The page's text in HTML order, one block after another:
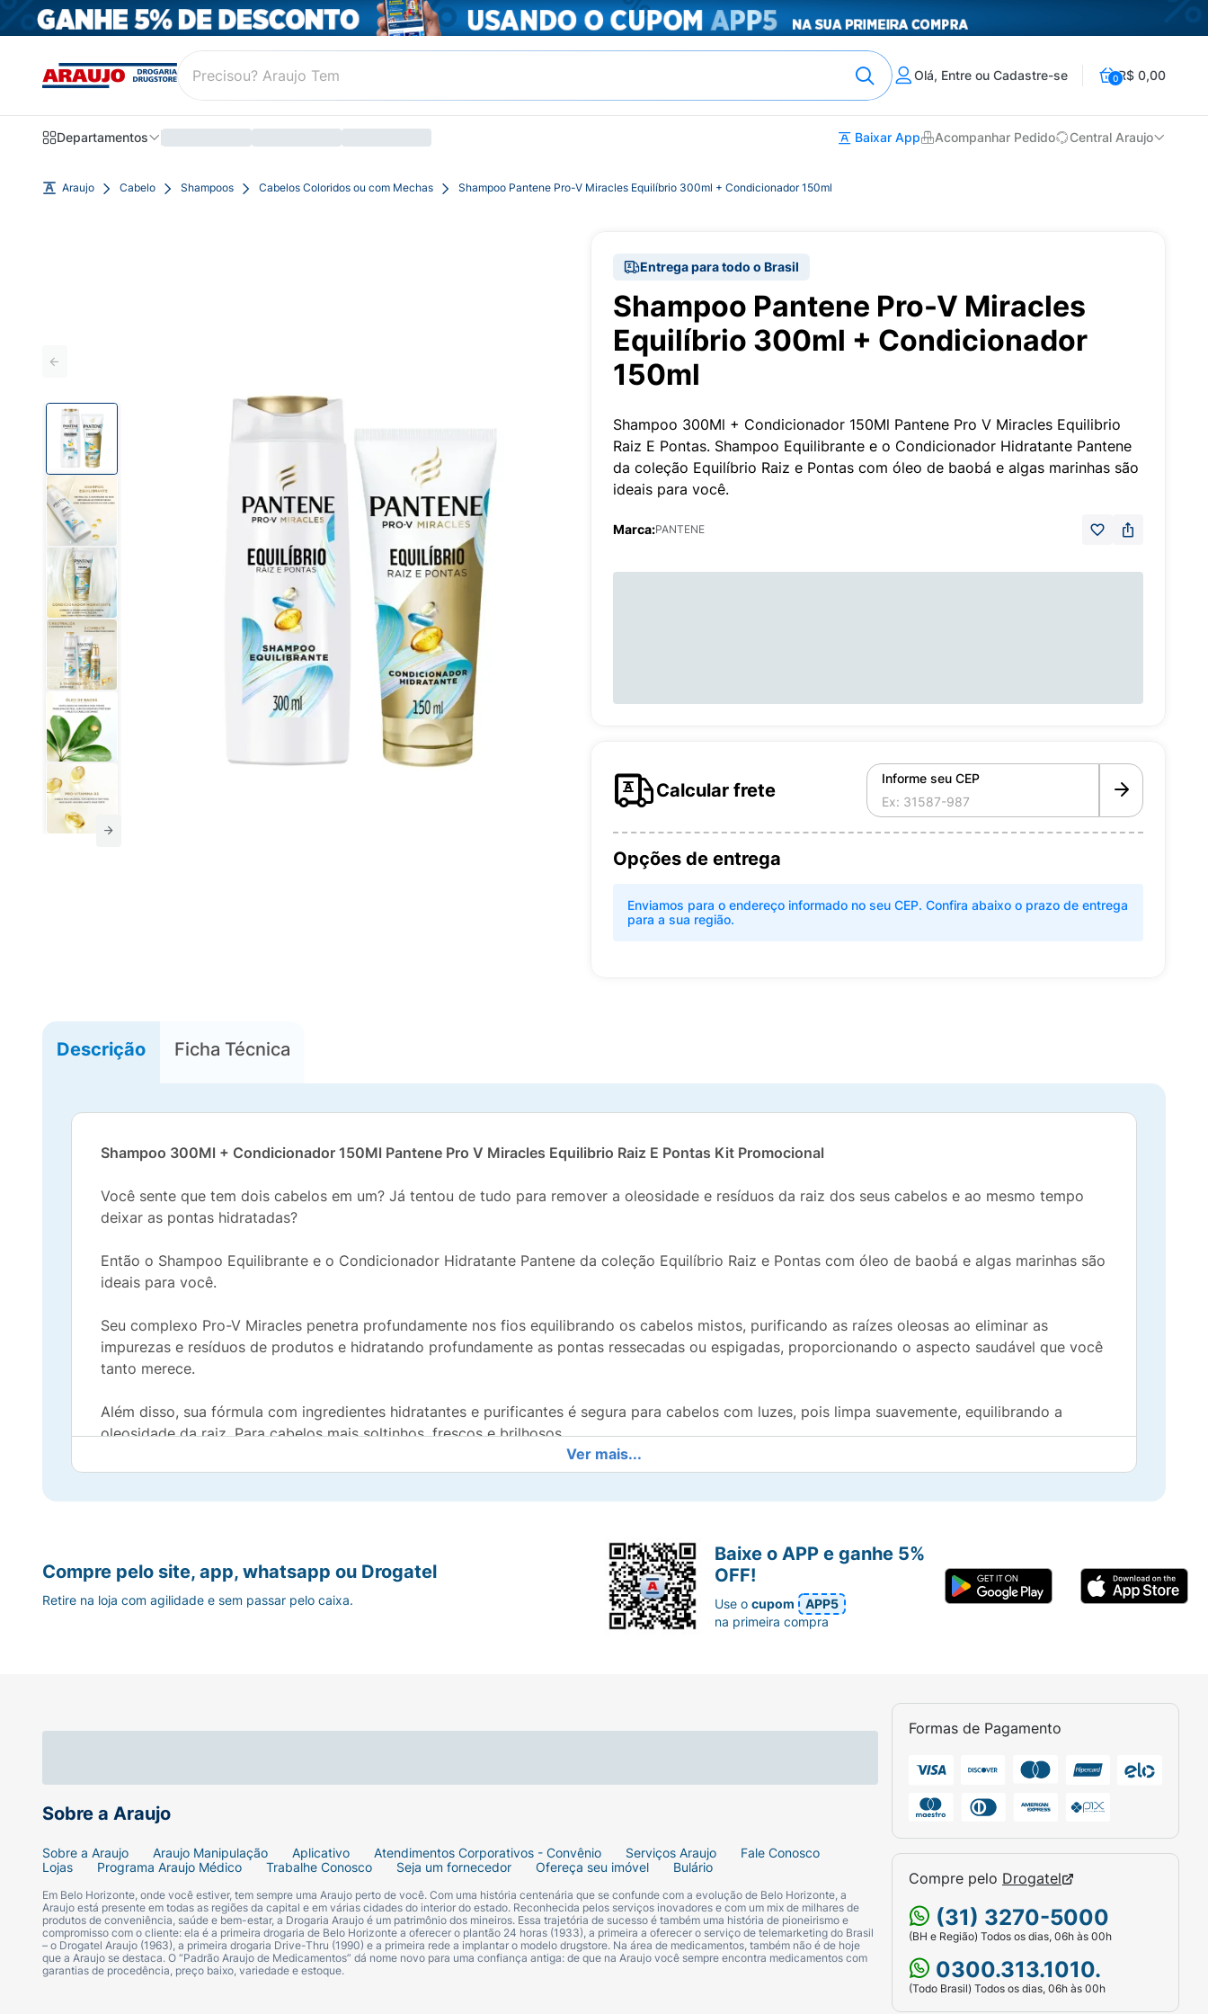
Olá, Entre ou Cadastre-se 0R$ 0,00
Departamentos Baixar App Acompanhar Pedido Central Araujo
Araujo Cabelo Shampoos Cabelos Coloridos ou com Mechas Shampoo Pantene Pro-V Miracles Equilíbrio 300ml + Condicionador 150ml
Entrega para todo o Brasil
Shampoo Pantene Pro-V Miracles
Equilíbrio 300ml + Condicionador
150ml
Shampoo 300Ml + Condicionador 150Ml Pantene Pro V Miracles Equilibrio
Raiz E Pontas. Shampoo Equilibrante e o Condicionador Hidratante Pantene
da coleção Equilíbrio Raiz e Pontas com óleo de baobá e algas marinhas são
ideais para você.
Marca:PANTENE
Calcular frete
Informe seu CEP
Opções de entrega
Enviamos para o endereço informado no seu CEP. Confira abaixo o prazo de entrega
para a sua região.
Descrição Ficha Técnica
Shampoo 300Ml + Condicionador 150Ml Pantene Pro V Miracles Equilibrio Raiz E Pontas Kit Promocional
Você sente que tem dois cabelos em um? Já tentou de tudo para remover a oleosidade e resíduos da raiz dos seus cabelos e ao mesmo tempo
deixar as pontas hidratadas?
Então o Shampoo Equilibrante e o Condicionador Hidratante Pantene da coleção Equilíbrio Raiz e Pontas com óleo de baobá e algas marinhas são
ideais para você.
Seu complexo Pro-V Miracles penetra profundamente nos fios equilibrando os cabelos mistos, purificando as raízes oleosas ao eliminar as
impurezas e resíduos de produtos e hidratando profundamente as pontas ressecadas ou espigadas, proporcionando o aspecto saudável que você
tanto merece.
Além disso, sua fórmula com ingredientes hidratantes e purificantes é segura para cabelos com luzes, pois limpa suavemente, equilibrando a
oleosidade da raiz. Para cabelos mais soltinhos, frescos e brilhosos.
Mergulhe nas sensações de exuberância, pureza e leveza com fragrância de laranja, toranja e groselha e uma pitada de água de coco que vão
transportar você para uma experiencia inesquecível.
A coleção Pantene Equilíbrio Raiz e Pontas elimina a oleosidade da raiz e hidrata as pontas.
• Shampoo para cabelos mistos, com raiz oleosa e pontas ressecadas ou espigadas
• Condicionador para cabelos mistos, com raiz oleosa e pontas ressecadas ou espigadas
• Seu complexo Pro-V penetra profundamente nos fios eliminando suavemente as impurezas, equilibrando a oleosidade da raiz e hidratando
• Sua fórmula é segura para cabelos com luzes, deixando os fios soltinhos, brilhosos e frescos
• Elimina a oleosidade da raiz e hidrata as pontas
Ver mais...
Sobre a Araujo
Sobre a Araujo Araujo Manipulação Aplicativo Atendimentos Corporativos - Convênio Serviços Araujo
Fale Conosco
Lojas
Programa Araujo Médico Trabalhe Conosco Seja um fornecedor Ofereça seu imóvel Bulário
Em Belo Horizonte, onde você estiver, tem sempre uma Araujo perto de você. Com uma história centenária que se confunde com a evolução de Belo Horizonte, a
Araujo está presente em todas as regiões da capital e em várias cidades do interior do estado. Reconhecida pelos serviços inovadores e com um mix de milhares de
produtos de conveniência, saúde e bem-estar, a Drogaria Araujo é um patrimônio dos mineiros. Essa trajetória de sucesso é também uma história de pioneirismo e
compromisso com o cliente: ela é a primeira drogaria de Belo Horizonte a oferecer o plantão 24 horas (1933), a primeira a oferecer o serviço de telemarketing do Brasil
– o Drogatel Araujo (1963), a primeira drogaria Drive-Thru (1990) e a primeira rede a implantar o modelo drugstore. Na área de medicamentos, também não é de hoje
que a Araujo se destaca. O “Padrão Araujo de Medicamentos” dá nome novo para uma confiança antiga: de que na Araujo você sempre encontra medicamentos com
garantias de procedência, preço baixo, variedade e estoque.
Formas de Pagamento
Compre pelo Drogatel
(31) 3270-5000
(BH e Região) Todos os dias, 06h às 00h
0300.313.1010.
(Todo Brasil) Todos os dias, 06h às 00h
Compre pelo site, app, whatsapp ou Drogatel
Retire na loja com agilidade e sem passar pelo caixa.
Baixe o APP e ganhe 5%
OFF!
Use ocupom
APP5
na primeira compra